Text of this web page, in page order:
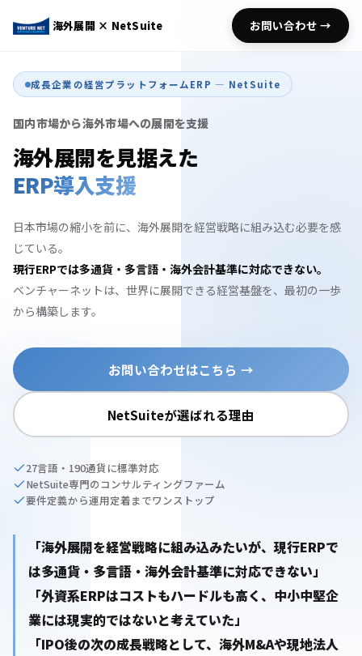
海外展開 × NetSuite お問い合わせ →
成長企業の経営プラットフォームERP — NetSuite
国内市場から海外市場への展開を支援
海外展開を見据えた
ERP導入支援
日本市場の縮小を前に、海外展開を経営戦略に組み込む必要を感
じている。
現行ERPでは多通貨・多言語・海外会計基準に対応できない。
ベンチャーネットは、世界に展開できる経営基盤を、最初の一歩
から構築します。
お問い合わせはこちら →
NetSuiteが選ばれる理由
27言語・190通貨に標準対応
NetSuite専門のコンサルティングファーム
要件定義から運用定着までワンストップ
「海外展開を経営戦略に組み込みたいが、現行ERPで
は多通貨・多言語・海外会計基準に対応できない」
「外資系ERPはコストもハードルも高く、中小中堅企
業には現実的ではないと考えていた」
「IPO後の次の成長戦略として、海外M&Aや現地法人